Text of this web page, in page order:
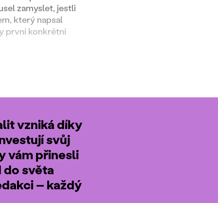
zamyslet, jestli
který napsal
první konkrétní
vzniká díky
svůj
vám přinesli
světa
– každý